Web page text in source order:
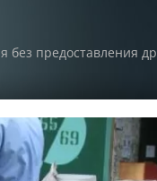
предоставления